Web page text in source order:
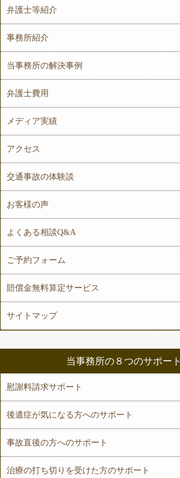
弁護士等紹介
事務所紹介
当事務所の解決事例
弁護士費用
メディア実績
アクセス
交通事故の体験談
お客様の声
よくある相談Q&A
ご予約フォーム
賠償金無料算定サービス
サイトマップ
当事務所の８つのサポート
慰謝料請求サポート
後遺症が気になる方へのサポート
事故直後の方へのサポート
治療の打ち切りを受けた方のサポート